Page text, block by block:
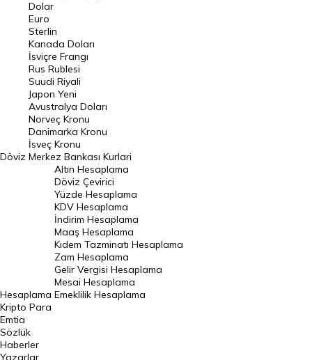
Pound Kuru
Frank Kuru
Riyal Kuru
Avustralya Doları
Danimarka Kronu Kuru
Kanada Doları Kuru
Norveç Kronu Kuru
İsveç Kronu Kuru
Japon Yeni Kuru
Serbest Piyasa Döviz Kurları
Merkez Bankası Döviz Kurları
Altın Fiyatları
Gram Altın Fiyatı
Çeyrek Altın Fiyatı
Döviz
Dolar
Euro
Sterlin
Kanada Doları
İsviçre Frangı
Rus Rublesi
Suudi Riyali
Japon Yeni
Avustralya Doları
Norveç Kronu
Danimarka Kronu
İsveç Kronu
Merkez Bankası Kurlari
Hesaplama
Altın Hesaplama
Döviz Çevirici
Yüzde Hesaplama
KDV Hesaplama
İndirim Hesaplama
Maaş Hesaplama
Kıdem Tazminatı Hesaplama
Zam Hesaplama
Gelir Vergisi Hesaplama
Mesai Hesaplama
Emeklilik Hesaplama
Kripto Para
Emtia
Sözlük
Haberler
Yazarlar